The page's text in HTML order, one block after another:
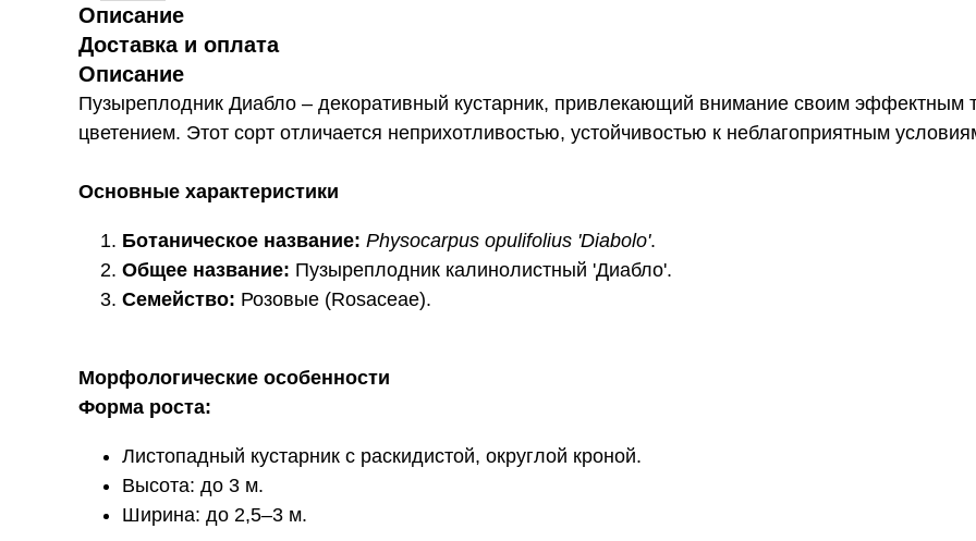
Описание
Доставка и оплата
Описание
Пузыреплодник Диабло – декоративный кустарник, привлекающий внимание своим
цветением. Этот сорт отличается неприхотливостью, устойчивостью к неблагоприятным
Основные характеристики
Ботаническое название: Physocarpus opulifolius 'Diabolo'.
Общее название: Пузыреплодник калинолистный 'Диабло'.
Семейство: Розовые (Rosaceae).
Морфологические особенности
Форма роста:
Листопадный кустарник с раскидистой, округлой кроной.
Высота: до 3 м.
Ширина: до 2,5–3 м.